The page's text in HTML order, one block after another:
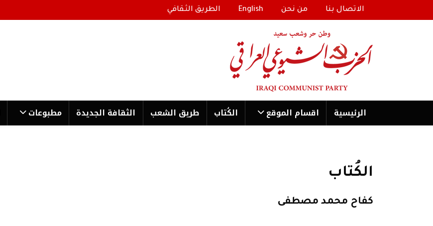
الاتصال بنا من نحن English الطريق الثقافي
الرئیسية اقسام الموقع الكُتاب طریق الشعب الثقافة الجدیدة مطبوعات
الكُتاب
كفاح محمد مصطفى